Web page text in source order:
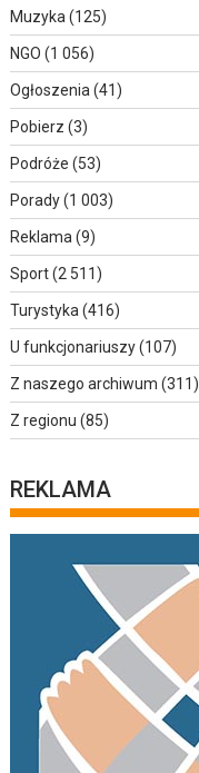
Muzyka (125)
NGO (1 056)
Ogłoszenia (41)
Pobierz (3)
Podróże (53)
Porady(1 003)
Reklama (9)
Sport(2 511)
Turystyka (416)
U funkcjonariuszy(107)
Z naszego archiwum (311)
Z regionu (85)
REKLAMA